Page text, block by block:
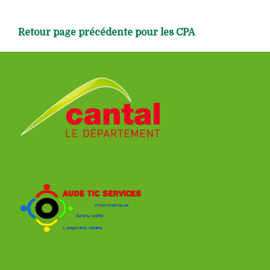
Retour page précédente pour les CPA